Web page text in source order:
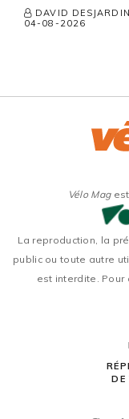
DAVID
04-08-2026
Vélo Magest
La reproduction, la
public ou toute autre
est interdite.
DE